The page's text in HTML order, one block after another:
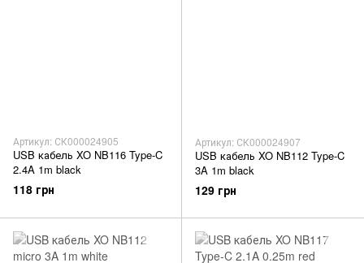
Артикул: СК000024905
USB кабель XO NB116 Type-C
2.4A 1m black
118 грн
Артикул: СК000024907
USB кабель XO NB112 Type-C
3A 1m black
129 грн